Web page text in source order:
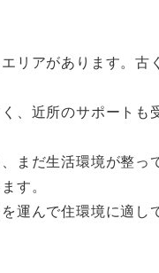
リアがあります。古
、近所のサポートも
まだ生活環境が整っ
す。
運んで住環境に適し